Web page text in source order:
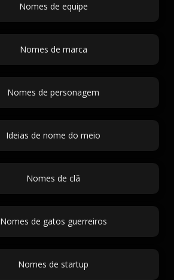
Nomes de equipe
Nomes de marca
Nomes de personagem
Ideias de nome do meio
Nomes de clã
Nomes de gatos guerreiros
Nomes de startup